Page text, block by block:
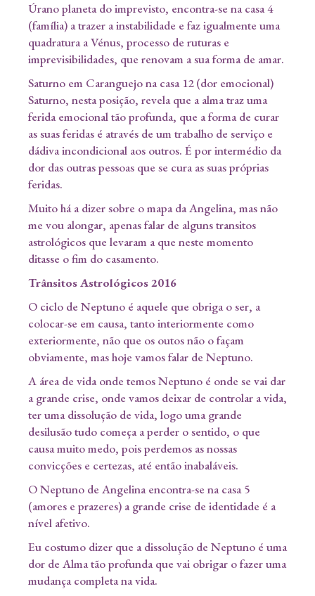
Úrano planeta do imprevisto, encontra-se na casa 4
(família) a trazer a instabilidade e faz igualmente uma
quadratura a Vénus, processo de ruturas e
imprevisibilidades, que renovam a sua forma de amar.
Saturno em Caranguejo na casa 12 (dor emocional)
Saturno, nesta posição, revela que a alma traz uma
ferida emocional tão profunda, que a forma de curar
as suas feridas é através de um trabalho de serviço e
dádiva incondicional aos outros. É por intermédio da
dor das outras pessoas que se cura as suas próprias
feridas.
Muito há a dizer sobre o mapa da Angelina, mas não
me vou alongar, apenas falar de alguns transitos
astrológicos que levaram a que neste momento
ditasse o fim do casamento.
Trânsitos Astrológicos 2016
O ciclo de Neptuno é aquele que obriga o ser, a
colocar-se em causa, tanto interiormente como
exteriormente, não que os outos não o façam
obviamente, mas hoje vamos falar de Neptuno.
A área de vida onde temos Neptuno é onde se vai dar
a grande crise, onde vamos deixar de controlar a vida,
ter uma dissolução de vida, logo uma grande
desilusão tudo começa a perder o sentido, o que
causa muito medo, pois perdemos as nossas
convicções e certezas, até então inabaláveis.
O Neptuno de Angelina encontra-se na casa 5
(amores e prazeres) a grande crise de identidade é a
nível afetivo.
Eu costumo dizer que a dissolução de Neptuno é uma
dor de Alma tão profunda que vai obrigar o fazer uma
mudança completa na vida.